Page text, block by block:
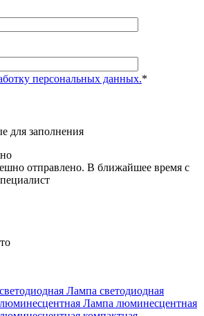
персональных данных.*
для заполнения
отправлено. В ближайшее время с
Лампа светодиодная
Лампа люминесцентная